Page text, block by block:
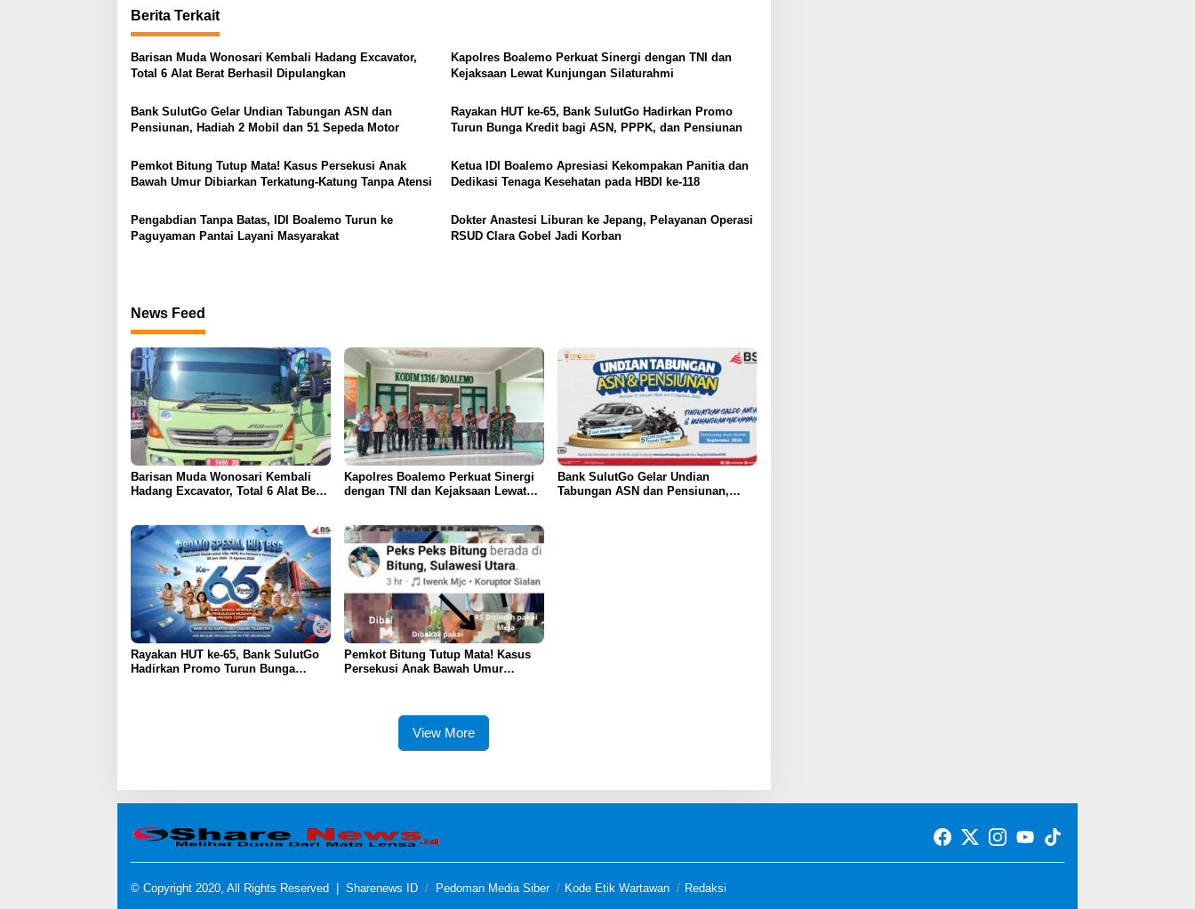
g
a
s
i
p
s
Berita Terkait
Barisan Muda Wonosari Kembali Hadang Excavator,
Total 6 Alat Berat Berhasil Dipulangkan
Kapolres Boalemo Perkuat Sinergi dengan TNI dan
Kejaksaan Lewat Kunjungan Silaturahmi
Bank SulutGo Gelar Undian Tabungan ASN dan
Pensiunan, Hadiah 2 Mobil dan 51 Sepeda Motor
Rayakan HUT ke-65, Bank SulutGo Hadirkan Promo
Turun Bunga Kredit bagi ASN, PPPK, dan Pensiunan
Pemkot Bitung Tutup Mata! Kasus Persekusi Anak
Bawah Umur Dibiarkan Terkatung-Katung Tanpa Atensi
Ketua IDI Boalemo Apresiasi Kekompakan Panitia dan
Dedikasi Tenaga Kesehatan pada HBDI ke-118
Pengabdian Tanpa Batas, IDI Boalemo Turun ke
Paguyaman Pantai Layani Masyarakat
Dokter Anastesi Liburan ke Jepang, Pelayanan Operasi
RSUD Clara Gobel Jadi Korban
News Feed
Barisan Muda Wonosari Kembali
Hadang Excavator, Total 6 Alat Berat
Kapolres Boalemo Perkuat Sinergi
dengan TNI dan Kejaksaan Lewat
Bank SulutGo Gelar Undian
Tabungan ASN dan Pensiunan,
Rayakan HUT ke-65, Bank SulutGo
Hadirkan Promo Turun Bunga
Pemkot Bitung Tutup Mata! Kasus
Persekusi Anak Bawah Umur
View More
© Copyright 2020, All Rights Reserved | Sharenews ID Pedoman Media Siber Kode Etik Wartawan Redaksi